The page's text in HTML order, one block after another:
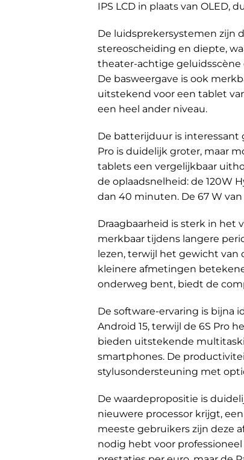
IPS LCD in plaats van
De luidsprekersystemen zijn
stereoscheiding en diepte,
theater-achtige
De basweergave is ook
uitstekend voor een tablet
een heel ander niveau.
De batterijduur is interessant
Pro is duidelijk groter, maar
tablets een vergelijkbaar
de oplaadsnelheid: de 120W
dan 40 minuten. De 67 W
Draagbaarheid is sterk in het
merkbaar tijdens langere
lezen, terwijl het gewicht van
kleinere afmetingen
onderweg bent, biedt de
De software-ervaring is bijna
Android 15, terwijl de 6S Pro
bieden uitstekende
smartphones. De
stylusondersteuning met
De waardepropositie is
nieuwere processor krijgt,
meeste gebruikers zijn deze
nodig hebt voor